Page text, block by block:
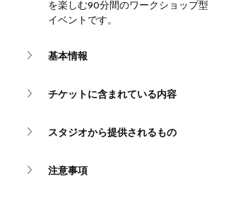
を楽しむ90分間のワークショップ型
イベントです。
基本情報
チケットに含まれている内容
スタジオから提供されるもの
注意事項